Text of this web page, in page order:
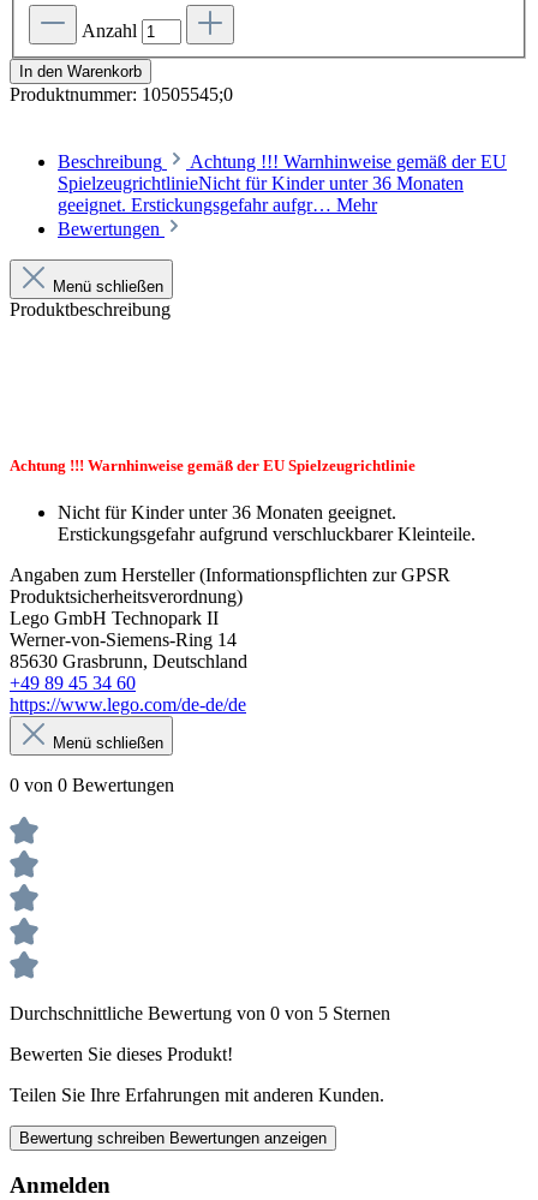
Anzahl
In den Warenkorb
Produktnummer: 10505545;0
Beschreibung
Achtung !!! Warnhinweise gemäß der EU
SpielzeugrichtlinieNicht für Kinder unter 36 Monaten
geeignet. Erstickungsgefahr aufgr… Mehr
Bewertungen
Menü schließen
Produktbeschreibung
Achtung !!! Warnhinweise gemäß der EU Spielzeugrichtlinie
Nicht für Kinder unter 36 Monaten geeignet.
Erstickungsgefahr aufgrund verschluckbarer Kleinteile.
Angaben zum Hersteller (Informationspflichten zur GPSR
Produktsicherheitsverordnung)
Lego GmbH Technopark II
Werner-von-Siemens-Ring 14
85630 Grasbrunn, Deutschland
+49 89 45 34 60
https://www.lego.com/de-de/de
Menü schließen
0 von 0 Bewertungen
Durchschnittliche Bewertung von 0 von 5 Sternen
Bewerten Sie dieses Produkt!
Teilen Sie Ihre Erfahrungen mit anderen Kunden.
Bewertung schreiben Bewertungen anzeigen
Anmelden